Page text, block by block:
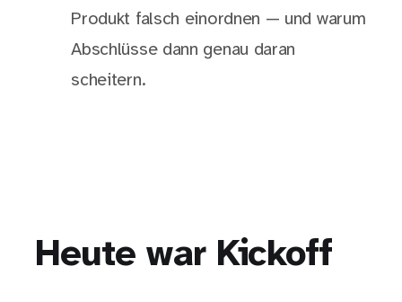
Produkt falsch einordnen — und warum
Abschlüsse dann genau daran
scheitern.
Heute war Kickoff